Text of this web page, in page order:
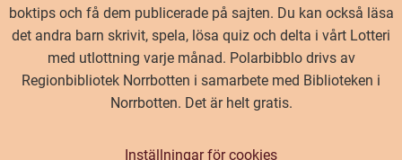
boktips och få dem publicerade på sajten. Du kan också läsa
det andra barn skrivit, spela, lösa quiz och delta i vårt Lotteri
med utlottning varje månad. Polarbibblo drivs av
Regionbibliotek Norrbotten i samarbete med Biblioteken i
Norrbotten. Det är helt gratis.
Inställningar för cookies